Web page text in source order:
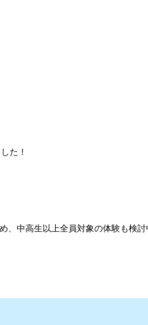
た！
、中高生以上全員対象の体験も検